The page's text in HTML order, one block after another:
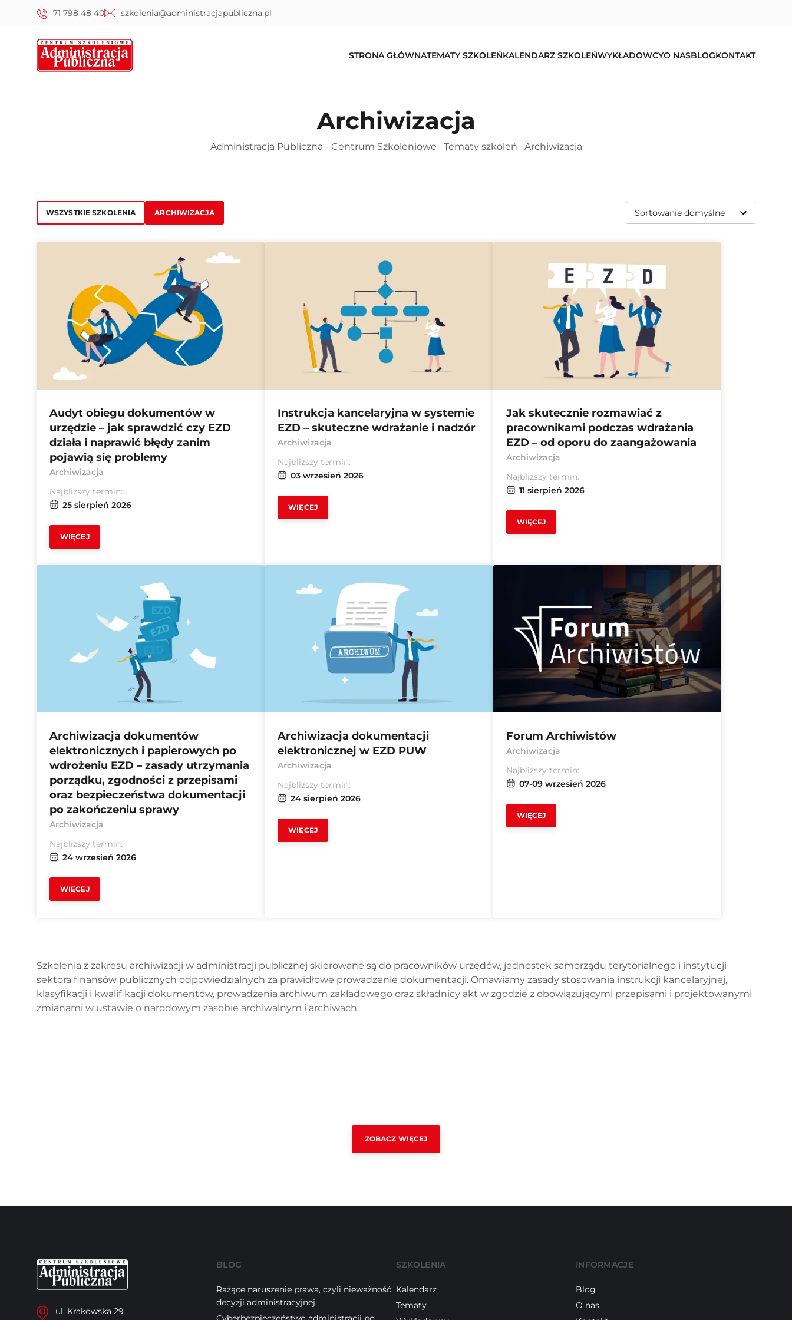
71 798 48 40 szkolenia@administracjapubliczna.pl
STRONA GŁÓWNATEMATY SZKOLEŃKALENDARZ SZKOLEŃWYKŁADOWCYO NASBLOGKONTAKT
Archiwizacja
Administracja Publiczna - Centrum Szkoleniowe Tematy szkoleń Archiwizacja
WSZYSTKIE SZKOLENIA ARCHIWIZACJA
Audyt obiegu dokumentów w
urzędzie – jak sprawdzić czy EZD
działa i naprawić błędy zanim
pojawią się problemy
Archiwizacja
Najbliższy termin:
25 sierpień 2026
WIĘCEJ
Instrukcja kancelaryjna w systemie
EZD – skuteczne wdrażanie i nadzór
Archiwizacja
Najbliższy termin:
03 wrzesień 2026
WIĘCEJ
Jak skutecznie rozmawiać z
pracownikami podczas wdrażania
EZD – od oporu do zaangażowania
Archiwizacja
Najbliższy termin:
11 sierpień 2026
WIĘCEJ
Archiwizacja dokumentów
elektronicznych i papierowych po
wdrożeniu EZD – zasady utrzymania
porządku, zgodności z przepisami
oraz bezpieczeństwa dokumentacji
po zakończeniu sprawy
Archiwizacja
Najbliższy termin:
24 wrzesień 2026
WIĘCEJ
Archiwizacja dokumentacji
elektronicznej w EZD PUW
Archiwizacja
Najbliższy termin:
24 sierpień 2026
WIĘCEJ
Forum Archiwistów
Archiwizacja
Najbliższy termin:
07-09 wrzesień 2026
WIĘCEJ
Szkolenia z zakresu archiwizacji w administracji publicznej skierowane są do pracowników urzędów, jednostek samorządu terytorialnego i instytucji
sektora finansów publicznych odpowiedzialnych za prawidłowe prowadzenie dokumentacji. Omawiamy zasady stosowania instrukcji kancelaryjnej,
klasyfikacji i kwalifikacji dokumentów, prowadzenia archiwum zakładowego oraz składnicy akt w zgodzie z obowiązującymi przepisami i projektowanymi
zmianami w ustawie o narodowym zasobie archiwalnym i archiwach.
ZOBACZ WIĘCEJ
ul. Krakowska 29
BLOG
Rażące naruszenie prawa, czyli nieważność
decyzji administracyjnej
SZKOLENIA
Kalendarz
Tematy
INFORMACJE
Blog
O nas